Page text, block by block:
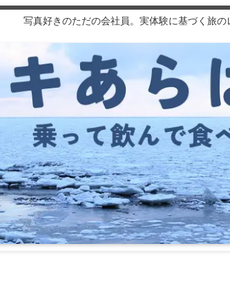
写真好きのただの会社員。実体験に基づく旅の